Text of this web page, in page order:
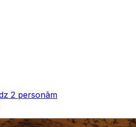
2 personām